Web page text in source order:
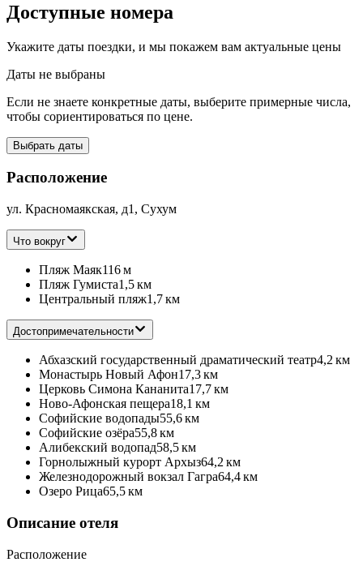
Доступные номера
Укажите даты поездки, и мы покажем вам актуальные цены
Даты не выбраны
Если не знаете конкретные даты, выберите примерные числа,
чтобы сориентироваться по цене.
Выбрать даты
Расположение
ул. Красномаякская, д1, Сухум
Что вокруг
Пляж Маяк116 м
Пляж Гумиста1,5 км
Центральный пляж1,7 км
Достопримечательности
Абхазский государственный драматический театр4,2 км
Монастырь Новый Афон17,3 км
Церковь Симона Кананита17,7 км
Ново-Афонская пещера18,1 км
Софийские водопады55,6 км
Софийские озёра55,8 км
Алибекский водопад58,5 км
Горнолыжный курорт Архыз64,2 км
Железнодорожный вокзал Гагра64,4 км
Озеро Рица65,5 км
Описание отеля
Расположение